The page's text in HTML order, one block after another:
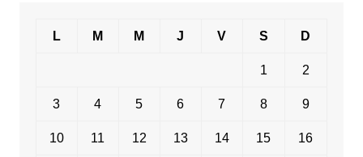
L M M J V S D
1 2
3 4 5 6 7 8 9
10 11 12 13 14 15 16